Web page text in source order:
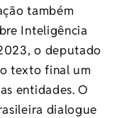
também
Inteligência
o deputado
texto final um
entidades. O
dialogue